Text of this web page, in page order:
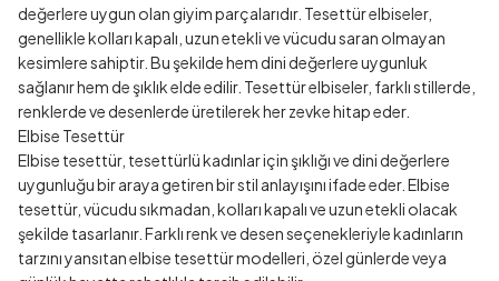
değerlere uygun olan giyim parçalarıdır. Tesettür elbiseler,
genellikle kolları kapalı, uzun etekli ve vücudu saran olmayan
kesimlere sahiptir. Bu şekilde hem dini değerlere uygunluk
sağlanır hem de şıklık elde edilir. Tesettür elbiseler, farklı stillerde,
renklerde ve desenlerde üretilerek her zevke hitap eder.
Elbise Tesettür
Elbise tesettür, tesettürlü kadınlar için şıklığı ve dini değerlere
uygunluğu bir araya getiren bir stil anlayışını ifade eder. Elbise
tesettür, vücudu sıkmadan, kolları kapalı ve uzun etekli olacak
şekilde tasarlanır. Farklı renk ve desen seçenekleriyle kadınların
tarzını yansıtan elbise tesettür modelleri, özel günlerde veya